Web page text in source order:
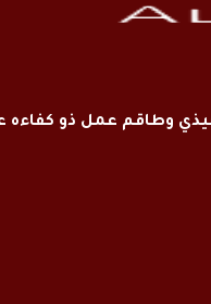
وطاقم عمل ذو كفاءه